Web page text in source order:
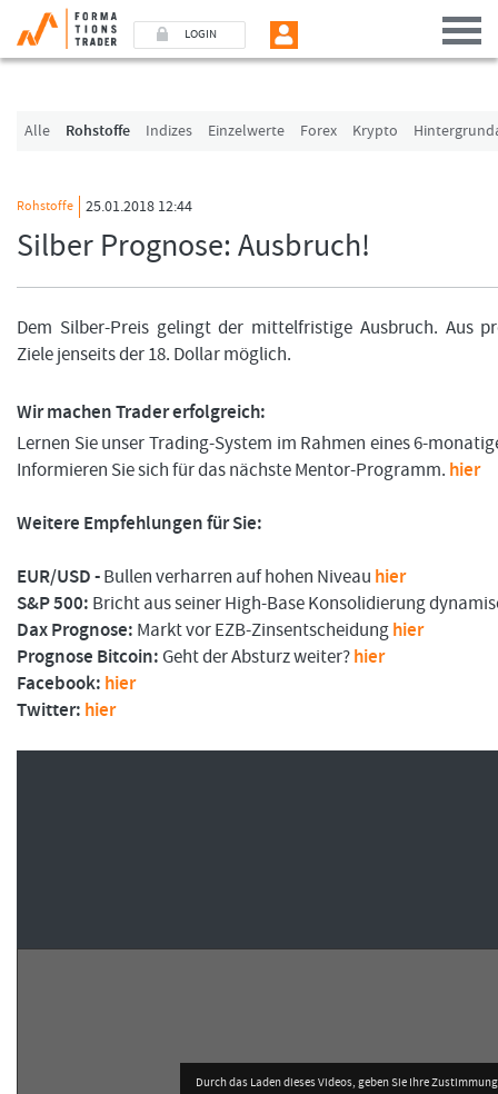
LOGIN
Alle Rohstoffe Indizes Einzelwerte Forex Krypto
Rohstoffe 25.01.2018 12:44
Silber Prognose: Ausbruch!
Dem Silber-Preis gelingt der mittelfristige Ausbruch. Aus
Ziele jenseits der 18. Dollar möglich.
Wir machen Trader erfolgreich:
Lernen Sie unser Trading-System im Rahmen eines 6-
Informieren Sie sich für das nächste Mentor-Programm. hier
Weitere Empfehlungen für Sie:
EUR/USD -Bullen verharren auf hohen Niveau hier
S&P 500: Bricht aus seiner High-Base Konsolidierung
Dax Prognose: Markt vor EZB-Zinsentscheidunghier
Prognose Bitcoin: Geht der Absturz weiter?hier
Facebook: hier
Twitter: hier
Durch das Laden dieses Videos, geben Sie Ihre Zustimmung
Benutzer (E-Mail-Adresse in Kleinschrift)
Angemeldet bleiben
LOGIN
Passwort vergessen
Ich bin neu, und jetzt?
„Formationstrader werden“, und finden Sie auf unserem Online-Shop das
FORMATIONSTRADER WERDEN